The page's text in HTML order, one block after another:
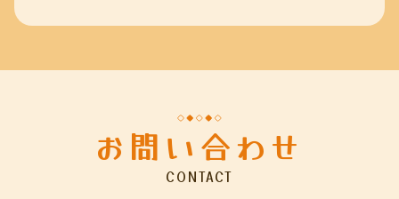
お問い合わせ
CONTACT